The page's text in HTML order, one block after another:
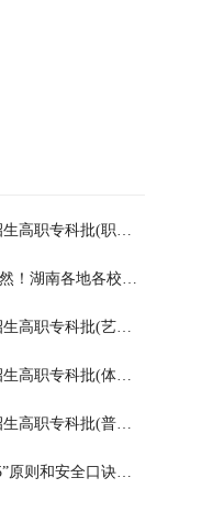
湖南省2026年普通高校招生高职专科批(职高对口类)第一次投档分数线
“防”住风险，“溺”止于未然！湖南各地各校打响防溺水“保卫战”
湖南省2026年普通高校招生高职专科批(艺术类)第一次投档分数线
湖南省2026年普通高校招生高职专科批(体育类)第一次投档分数线
湖南省2026年普通高校招生高职专科批(普通类)第一次投档分数线
划重点！夏日防溺水“365”原则和安全口诀一起学